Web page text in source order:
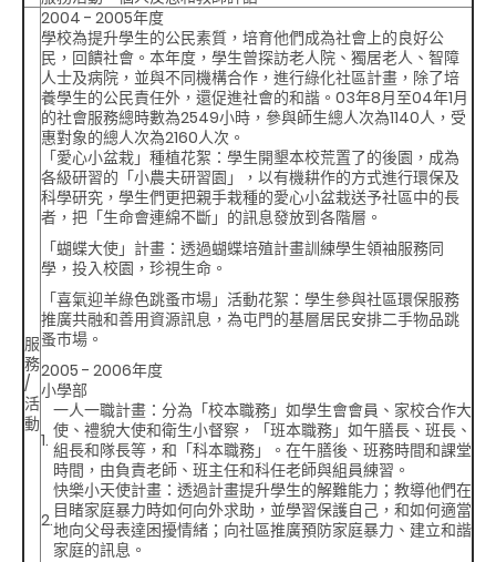
服
務
/
活
動
2004 - 2005年度
學校為提升學生的公民素質，培育他們成為社會上的良好公
民，回饋社會。本年度，學生曾探訪老人院、獨居老人、智障
人士及病院，並與不同機構合作，進行綠化社區計畫，除了培
養學生的公民責任外，還促進社會的和諧。03年8月至04年1月
的社會服務總時數為2549小時，參與師生總人次為1140人，受
惠對象的總人次為2160人次。
「愛心小盆栽」種植花絮 ：學生開墾本校荒置了的後園，成為
各級研習的「小農夫研習園」，以有機耕作的方式進行環保及
科學研究，學生們更把親手栽種的愛心小盆栽送予社區中的長
者，把「生命會連綿不斷」的訊息發放到各階層。
「蝴蝶大使」計畫 ：透過蝴蝶培殖計畫訓練學生領袖服務同
學，投入校園，珍視生命。
「喜氣迎羊綠色跳蚤市場」活動花絮 ：學生參與社區環保服務
推廣共融和善用資源訊息，為屯門的基層居民安排二手物品跳
蚤巿場。
2005 - 2006年度
小學部
1.
一人一職計畫 ：分為「校本職務」如學生會會員、家校合作大
使、禮貌大使和衛生小督察，「班本職務」如午膳長、班長、
組長和隊長等，和「科本職務」。在午膳後、班務時間和課堂
時間，由負責老師、班主任和科任老師與組員練習。
2.
快樂小天使計畫 ：透過計畫提升學生的解難能力；教導他們在
目睹家庭暴力時如何向外求助，並學習保護自己，和如何適當
地向父母表達困擾情緒；向社區推廣預防家庭暴力、建立和諧
家庭的訊息。